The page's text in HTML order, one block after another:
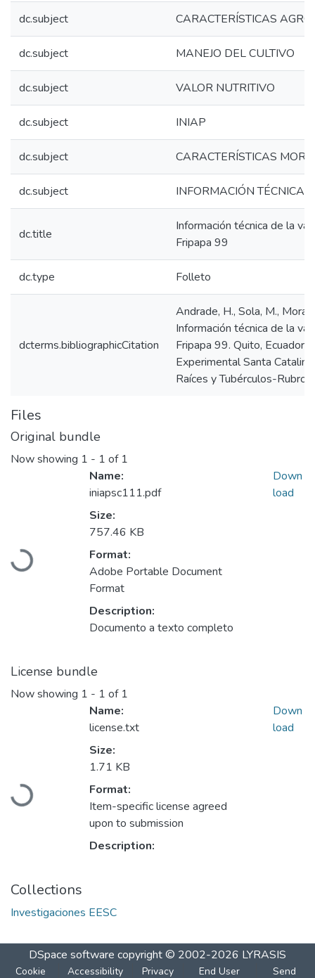
dc.subject CARACTERÍSTICAS
dc.subject MANEJO DEL CULTIVO
dc.subject VALOR NUTRITIVO
dc.subject INIAP
dc.subject CARACTERÍSTICAS
dc.subject INFORMACIÓN TÉCNICA
dc.title
Información técnica de la
Fripapa 99
dc.type Folleto
dcterms.bibliographicCitation
Andrade, H., Sola, M.,
Información técnica de la
Fripapa 99. Quito, Ecuador:
Experimental Santa
Raíces y Tubérculos-Rubro
Files
Original bundle
Now showing 1 - 1 of 1
Loading...
Name:
iniapsc111.pdf
Size:
757.46 KB
Format:
Adobe Portable Document
Format
Description:
Documento a texto completo
Down
load
License bundle
Now showing 1 - 1 of 1
Loading...
Name:
license.txt
Size:
1.71 KB
Format:
Item-specific license agreed
upon to submission
Description:
Down
load
Collections
Investigaciones EESC
DSpace software copyright © 2002-2026 LYRASIS
Cookie Accessibility Privacy End User Send